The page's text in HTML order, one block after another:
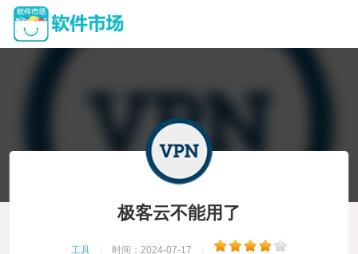
极客云不能用了
工具 时间：2024-07-17